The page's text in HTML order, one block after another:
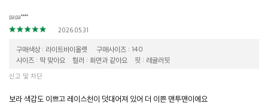
papa****
2026.05.31
구매색상 : 라이트바이올렛
구매사이즈 : 140
사이즈 : 딱 맞아요
컬러 : 화면과 같아요 핏 : 레귤러핏
신고 및 차단
보라 색감도 이쁘고 레이스천이 덧대어져 있어 더 이쁜 맨투맨이에요